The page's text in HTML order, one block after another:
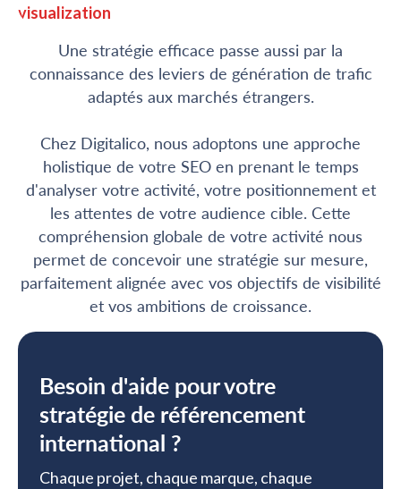
Une stratégie efficace passe aussi par la
connaissance des leviers de génération de trafic
adaptés aux marchés étrangers.
Chez Digitalico, nous adoptons une approche
holistique de votre SEO en prenant le temps
d'analyser votre activité, votre positionnement et
les attentes de votre audience cible. Cette
compréhension globale de votre activité nous
permet de concevoir une stratégie sur mesure,
parfaitement alignée avec vos objectifs de visibilité
et vos ambitions de croissance.
Besoin d'aide pour votre
stratégie de référencement
international ?
Chaque projet, chaque marque, chaque